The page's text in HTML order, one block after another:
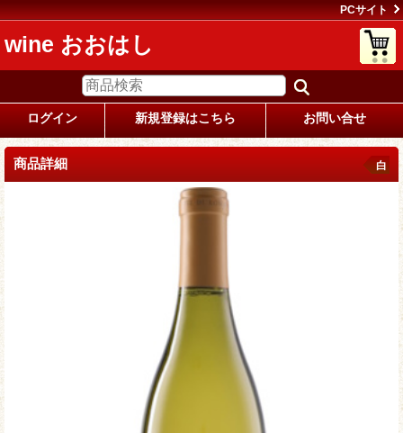
PCサイト
wine おおはし
ログイン 新規登録はこちら お問い合せ
商品詳細 白